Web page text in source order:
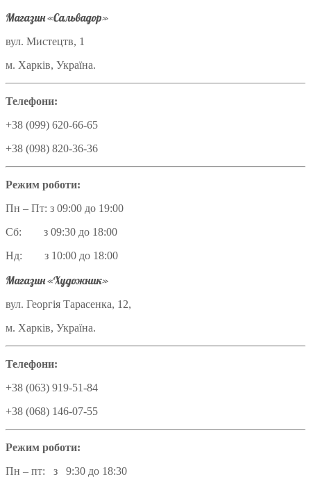
Магазин «Сальвадор»
вул. Мистецтв, 1
м. Харків, Україна.
Телефони:
+38 (099) 620-66-65
+38 (098) 820-36-36
Режим роботи:
Пн – Пт: з 09:00 до 19:00
Сб: з 09:30 до 18:00
Нд: з 10:00 до 18:00
Магазин «Художник»
вул. Георгія Тарасенка, 12,
м. Харків, Україна.
Телефони:
+38 (063) 919-51-84
+38 (068) 146-07-55
Режим роботи:
Пн – пт: з 9:30 до 18:30